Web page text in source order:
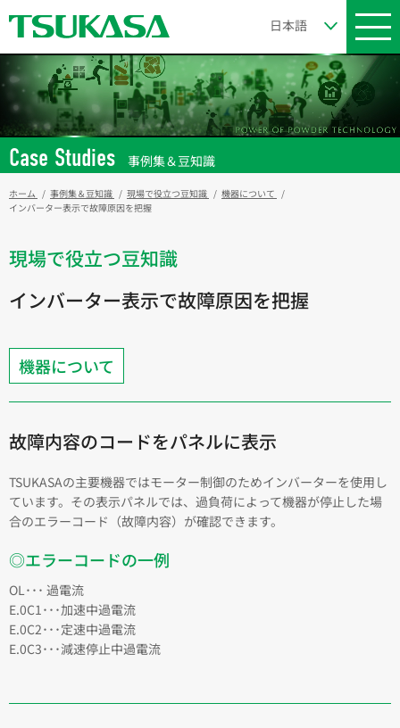
Case Studies 事例集＆豆知識
ホーム 事例集＆豆知識 現場で役立つ豆知識
機器について
インバーター表示で故障原因を把握
現場で役立つ豆知識
インバーター表示で故障原因を把握
機器について
故障内容のコードをパネルに表示
TSUKASAの主要機器ではモーター制御のためインバーターを使用し
ています。その表示パネルでは、過負荷によって機器が停止した場
合のエラーコード（故障内容）が確認できます。
◎エラーコードの一例
OL･･･ 過電流
E.0C1･･･加速中過電流
E.0C2･･･定速中過電流
E.0C3･･･減速停止中過電流